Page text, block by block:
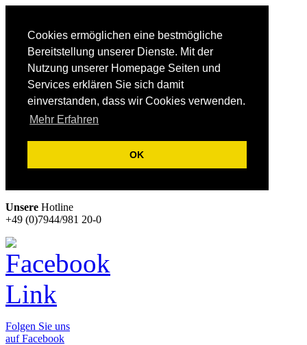
Cookies ermöglichen eine bestmögliche
Bereitstellung unserer Dienste. Mit der
Nutzung unserer Homepage Seiten und
Services erklären Sie sich damit
einverstanden, dass wir Cookies verwenden.
Mehr Erfahren
OK
Unsere Hotline
+49 (0)7944/981 20-0
Folgen Sie uns
auf Facebook